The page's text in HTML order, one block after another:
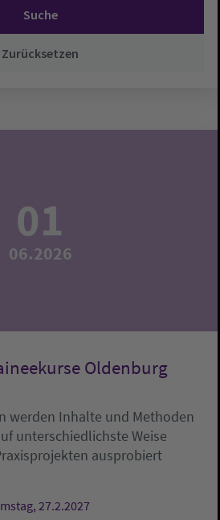
Suche
Zurücksetzen
01
06.2026
Oldenburg
werden Inhalte und Methoden
unterschiedlichste Weise
ausprobiert
27.2.2027